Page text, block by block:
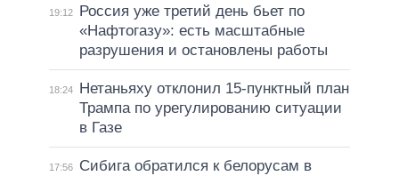
19:12
Россия уже третий день бьет по
«Нафтогазу»: есть масштабные
разрушения и остановлены работы
18:24
Нетаньяху отклонил 15-пунктный план
Трампа по урегулированию ситуации
в Газе
17:56
Сибига обратился к белорусам в